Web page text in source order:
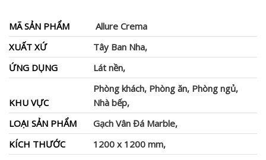
MÃ SẢN PHẨM
Allure Crema
XUẤT XỨ
Tây Ban Nha,
ỨNG DỤNG
Lát nền,
KHU VỰC
Phòng khách, Phòng ăn, Phòng ngủ,
Nhà bếp,
LOẠI SẢN PHẨM
Gạch Vân Đá Marble,
KÍCH THƯỚC
1200 x 1200 mm,